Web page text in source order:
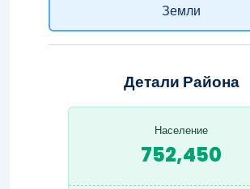
Земли
Детали Района
Население
752,450